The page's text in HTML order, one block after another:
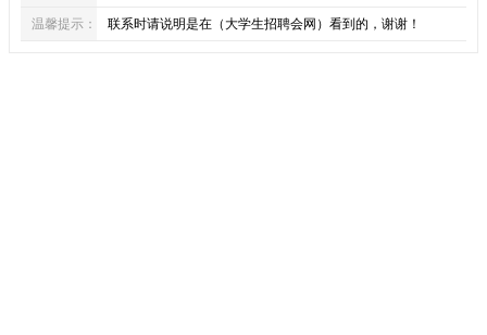
温馨提示： 联系时请说明是在（大学生招聘会网）看到的，谢谢！